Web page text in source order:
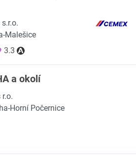
Malešice
3.3
a okolí
r.o.
Horní Počernice